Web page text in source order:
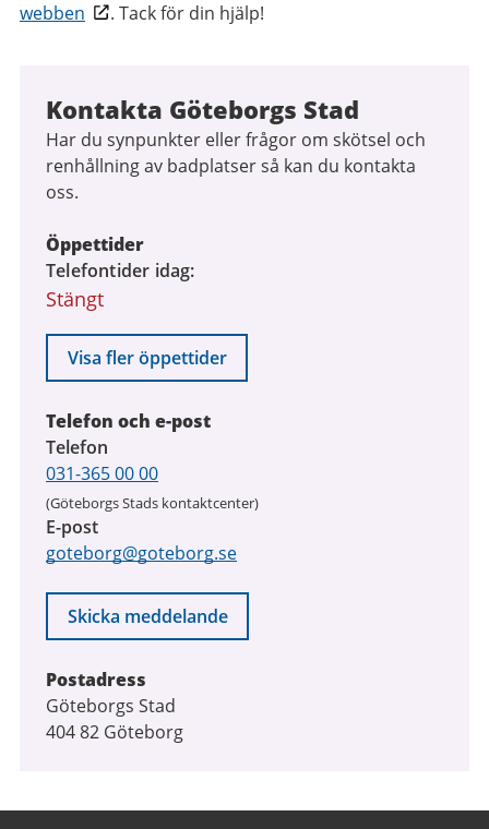
webben
. Tack för din hjälp!
Kontakta Göteborgs Stad
Har du synpunkter eller frågor om skötsel och
renhållning av badplatser så kan du kontakta
oss.
Öppettider
Telefontider idag
Stängt
Visa fler öppettider
Telefon och e-post
Telefon
031-365 00 00
(Göteborgs Stads kontaktcenter)
E-post
goteborg@goteborg.se
Skicka meddelande
Postadress
Göteborgs Stad
404 82 Göteborg